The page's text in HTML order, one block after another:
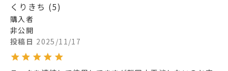
くりきち 5
購入者
非公開
投稿日 2025/11/17